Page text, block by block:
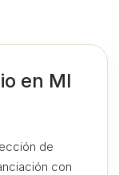
en MI
de
con